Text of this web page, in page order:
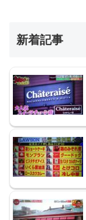
新着記事